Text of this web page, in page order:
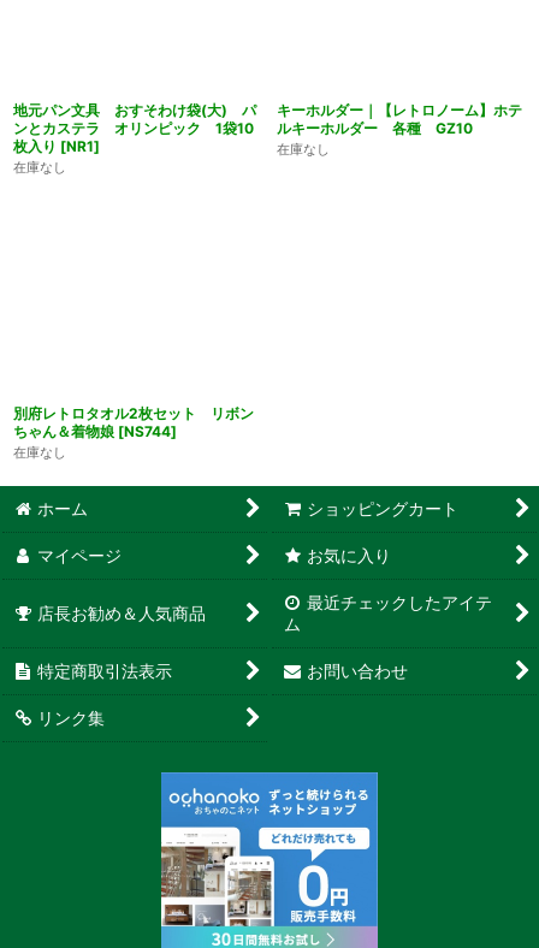
地元パン文具 おすそわけ袋(大) パ
ンとカステラ オリンピック 1袋10
枚入り [NR1]
在庫なし
キーホルダー｜【レトロノーム】ホテ
ルキーホルダー 各種 GZ10
在庫なし
別府レトロタオル2枚セット リボン
ちゃん＆着物娘 [NS744]
在庫なし
ホーム ショッピングカート
マイページ お気に入り
店長お勧め＆人気商品
最近チェックしたアイテ
ム
特定商取引法表示 お問い合わせ
リンク集